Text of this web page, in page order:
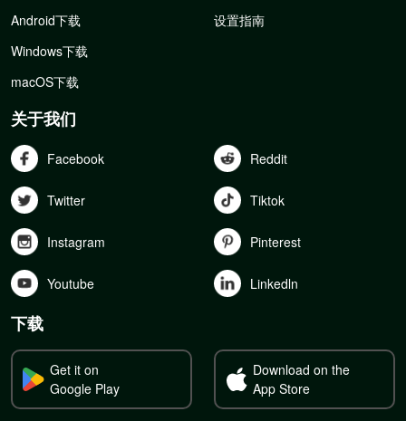
Android下载
Windows下载
macOS下载
设置指南
关于我们
Facebook Reddit
Twitter Tiktok
Instagram Pinterest
Youtube Linkedln
下载
Get it on
Google Play
Download on the
App Store